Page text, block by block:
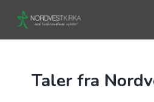
Taler fra